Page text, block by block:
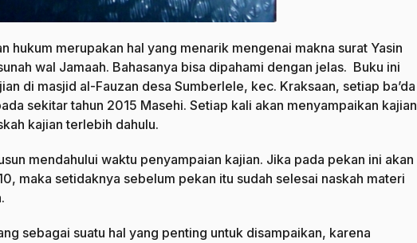
hukum merupakan hal yang menarik mengenai makna surat Yasin
wal Jamaah. Bahasanya bisa dipahami dengan jelas. Buku ini
di masjid al-Fauzan desa Sumberlele, kec. Kraksaan, setiap ba’da
sekitar tahun 2015 Masehi. Setiap kali akan menyampaikan kajian
kajian terlebih dahulu.
mendahului waktu penyampaian kajian. Jika pada pekan ini akan
maka setidaknya sebelum pekan itu sudah selesai naskah materi
sebagai suatu hal yang penting untuk disampaikan, karena